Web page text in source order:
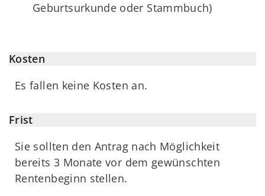
Geburtsurkunde oder Stammbuch)
Kosten
Es fallen keine Kosten an.
Frist
Sie sollten den Antrag nach Möglichkeit
bereits 3 Monate vor dem gewünschten
Rentenbeginn stellen.